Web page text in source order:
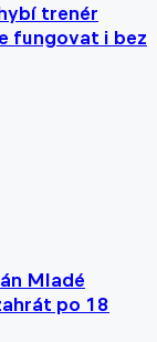
trenér
fungovat i bez
Mladé
po 18